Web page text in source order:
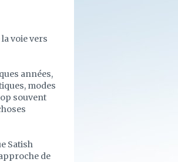
voie vers
années,
modes
souvent
Satish
de